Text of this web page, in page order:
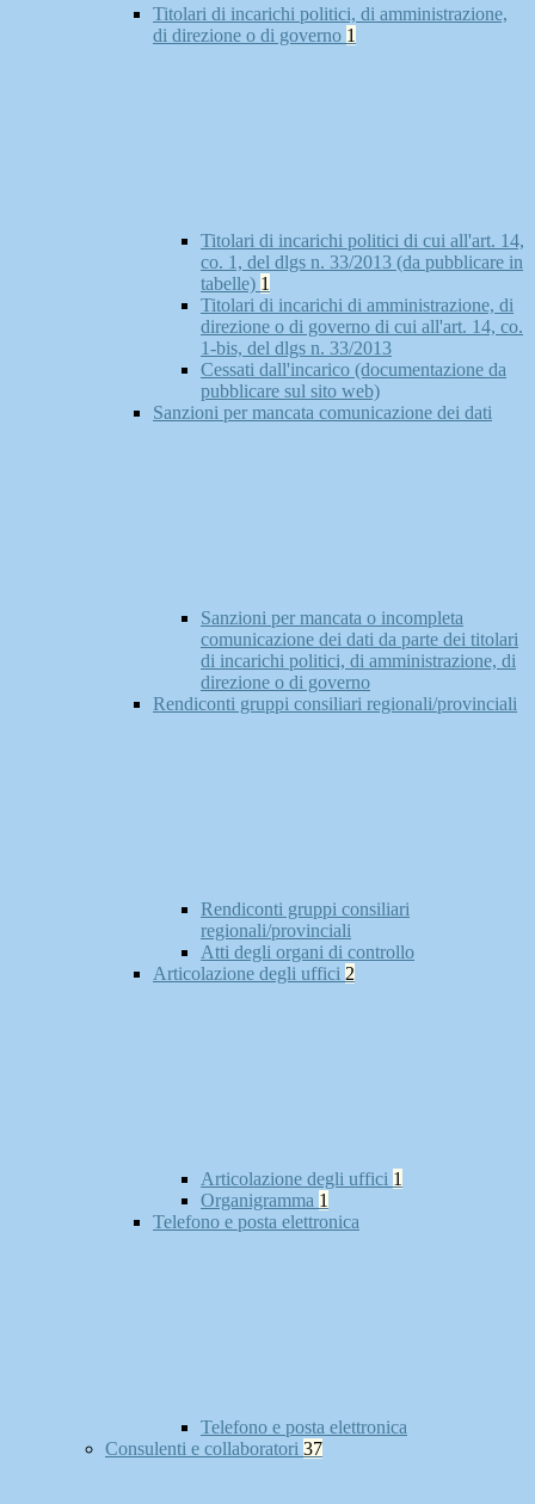
Titolari di incarichi politici, di amministrazione,
di direzione o di governo 1
Titolari di incarichi politici di cui all'art. 14,
co. 1, del dlgs n. 33/2013 (da pubblicare in
tabelle) 1
Titolari di incarichi di amministrazione, di
direzione o di governo di cui all'art. 14, co.
1-bis, del dlgs n. 33/2013
Cessati dall'incarico (documentazione da
pubblicare sul sito web)
Sanzioni per mancata comunicazione dei dati
Sanzioni per mancata o incompleta
comunicazione dei dati da parte dei titolari
di incarichi politici, di amministrazione, di
direzione o di governo
Rendiconti gruppi consiliari regionali/provinciali
Rendiconti gruppi consiliari
regionali/provinciali
Atti degli organi di controllo
Articolazione degli uffici 2
Articolazione degli uffici 1
Organigramma 1
Telefono e posta elettronica
Telefono e posta elettronica
Consulenti e collaboratori 37